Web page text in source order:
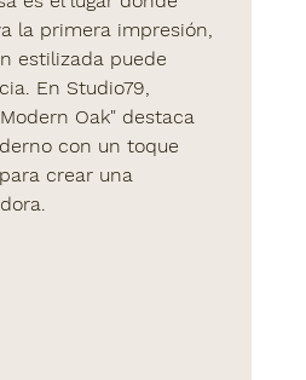
la primera impresión,
estilizada puede
En Studio79
Oak" destaca
con un toque
crear una